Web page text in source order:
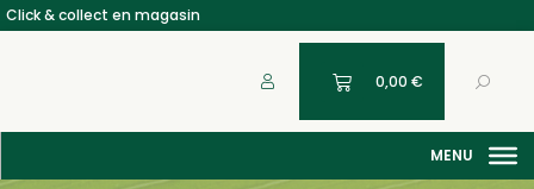
Click & collect en magasin
0,00 €